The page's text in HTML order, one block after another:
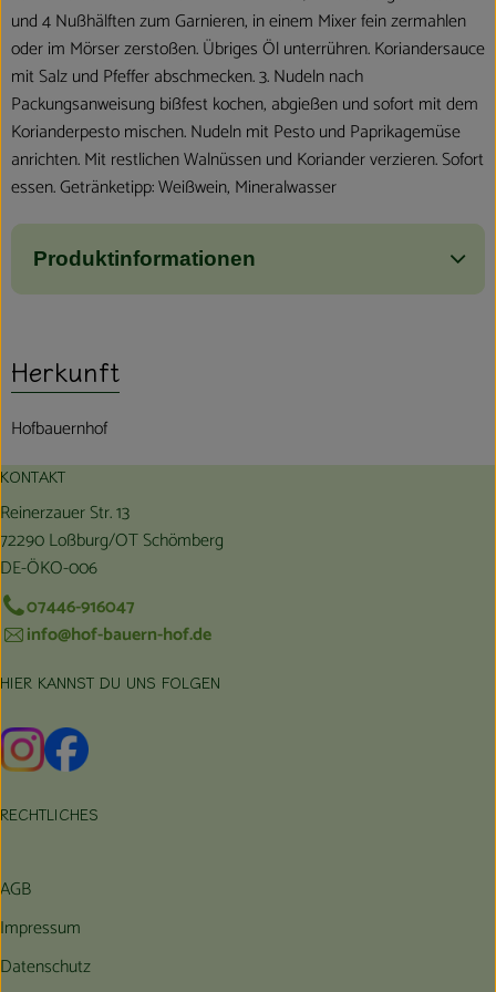
und 4 Nußhälften zum Garnieren, in einem Mixer fein zermahlen
oder im Mörser zerstoßen. Übriges Öl unterrühren. Koriandersauce
mit Salz und Pfeffer abschmecken. 3. Nudeln nach
Packungsanweisung bißfest kochen, abgießen und sofort mit dem
Korianderpesto mischen. Nudeln mit Pesto und Paprikagemüse
anrichten. Mit restlichen Walnüssen und Koriander verzieren. Sofort
essen. Getränketipp: Weißwein, Mineralwasser
Produktinformationen
Herkunft
Hofbauernhof
KONTAKT
Reinerzauer Str. 13
72290 Loßburg/OT Schömberg
DE-ÖKO-006
07446-916047
info@hof-bauern-hof.de
HIER KANNST DU UNS FOLGEN
Externer Link zu https://www.instagram.com/hofbauernhof/
Externer Link zu https://www.facebook.com/
RECHTLICHES
AGB
Impressum
Datenschutz